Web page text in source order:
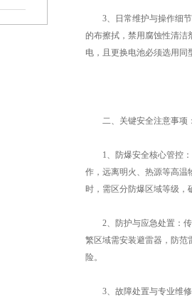
3、日常维护与操作细节
的布擦拭，禁用腐蚀性清洁
电，且更换电池必须选用
二、关键安全注意事项
1、防爆安全核心管控：
作，远离明火、热源等高温
时，需区分防爆区域等级
2、防护与应急处置：传
繁区域需安装避雷器，防范
险。
3、故障处置与专业维修